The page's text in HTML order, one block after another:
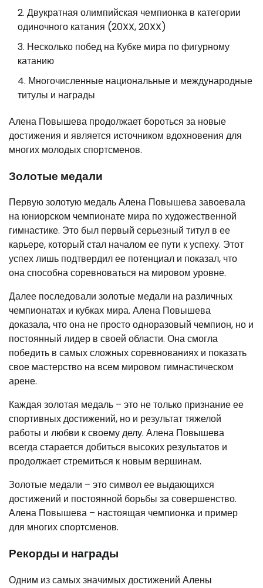
Двукратная олимпийская чемпионка в категории
одиночного катания (20XX, 20XX)
Несколько побед на Кубке мира по фигурному
катанию
Многочисленные национальные и международные
титулы и награды
Алена Повышева продолжает бороться за новые
достижения и является источником вдохновения для
многих молодых спортсменов.
Золотые медали
Первую золотую медаль Алена Повышева завоевала
на юниорском чемпионате мира по художественной
гимнастике. Это был первый серьезный титул в ее
карьере, который стал началом ее пути к успеху. Этот
успех лишь подтвердил ее потенциал и показал, что
она способна соревноваться на мировом уровне.
Далее последовали золотые медали на различных
чемпионатах и кубках мира. Алена Повышева
доказала, что она не просто одноразовый чемпион, но и
постоянный лидер в своей области. Она смогла
победить в самых сложных соревнованиях и показать
свое мастерство на всем мировом гимнастическом
арене.
Каждая золотая медаль – это не только признание ее
спортивных достижений, но и результат тяжелой
работы и любви к своему делу. Алена Повышева
всегда старается добиться высоких результатов и
продолжает стремиться к новым вершинам.
Золотые медали – это символ ее выдающихся
достижений и постоянной борьбы за совершенство.
Алена Повышева – настоящая чемпионка и пример
для многих спортсменов.
Рекорды и награды
Одним из самых значимых достижений Алены